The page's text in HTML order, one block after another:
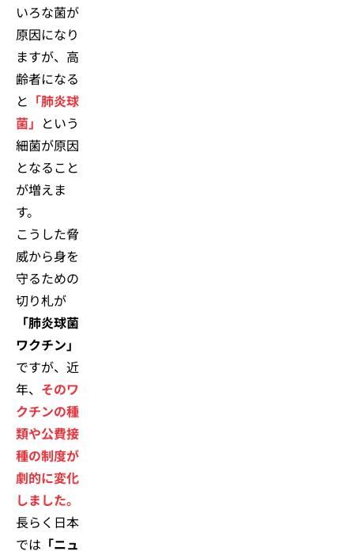
いろな菌が
原因になり
ますが、高
齢者になる
と 「肺炎球
菌」 という
細菌が原因
となること
が増えま
す。
こうした脅
威から身を
守るための
切り札が
「肺炎球菌
ワクチン」
ですが、近
年、 そのワ
クチンの種
類や公費接
種の制度が
劇的に変化
しました。
長らく日本
では 「ニュ